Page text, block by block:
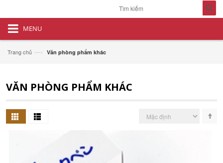
MENU
Trang chủ —› Văn phòng phẩm khác
VĂN PHÒNG PHẨM KHÁC